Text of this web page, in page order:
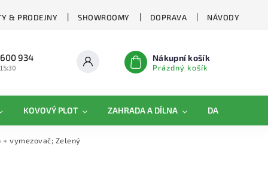
& PRODEJNY SHOWROOMY DOPRAVA NÁVODY
934 Nákupní košík
Prázdný košík
KOVOVÝ PLOT ZAHRADA A DÍLNA DAMIPLAST®
vymezovač; Zelený